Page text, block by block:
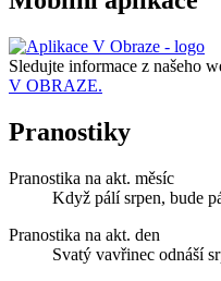
Sledujte informace z našeho
V OBRAZE.
Pranostiky
Pranostika na akt. měsíc
Když pálí srpen, bude
Pranostika na akt. den
Svatý vavřinec odnáší